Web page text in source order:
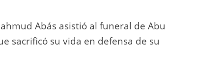
Abás asistió al funeral de Abu
sacrificó su vida en defensa de su